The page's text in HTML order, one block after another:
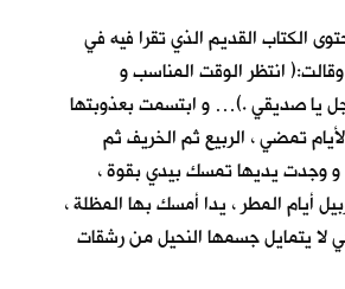
الكتاب القديم الذي تقرا فيه في
انتظر الوقت المناسب و
يا صديقي .)… و ابتسمت بعذوبتها
تمضي ، الربيع ثم الخريف ثم
و وجدت يديها تمسك بيدي بقوة ،
أيام المطر ، يداً أمسك بها المظلة ،
لا يتمايل جسمها النحيل من رشقات